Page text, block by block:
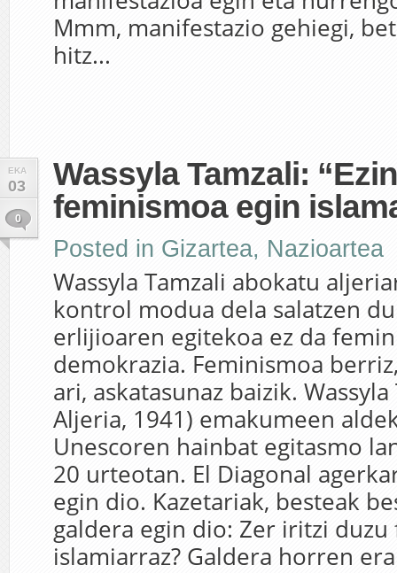
Mmm, manifestazio gehiegi,
hitz...
EKA
03
0
Wassyla Tamzali:
feminismoa egin
Posted in Gizartea, Nazioartea
Wassyla Tamzali abokatu
kontrol modua dela salatzen
erlijioaren egitekoa ez da
demokrazia. Feminismoa
ari, askatasunaz baizik.
Aljeria, 1941) emakumeen
Unescoren hainbat egitasmo
20 urteotan. El Diagonal
egin dio. Kazetariak, besteak
galdera egin dio: Zer iritzi
islamiarraz? Galdera horren